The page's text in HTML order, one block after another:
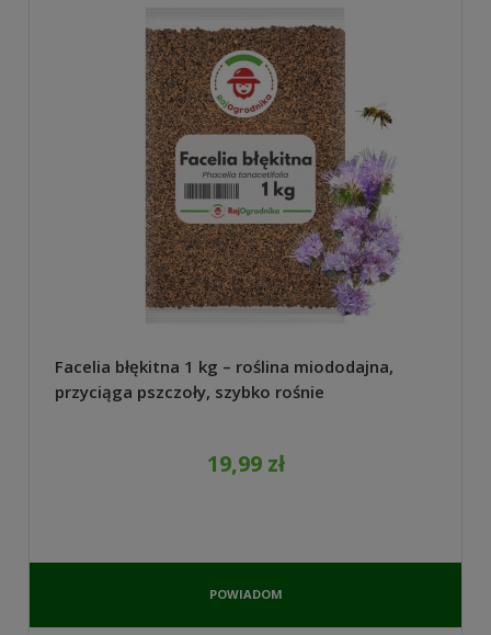
Facelia błękitna 1 kg – roślina miododajna,
przyciąga pszczoły, szybko rośnie
19,99 zł
POWIADOM
DOSTĘPNOŚCI